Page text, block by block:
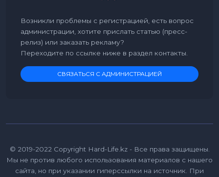
Возникли проблемы с регистрацией, есть вопрос
администрации, хотите прислать статью (пресс-
релиз) или заказать рекламу?
Переходите по ссылке ниже в раздел контакты.
СВЯЗАТЬСЯ С АДМИНИСТРАЦИЕЙ
© 2019-2022 Copyright Hard-Life.kz - Все права защищены.
Мы не против любого использования материалов с нашего
сайта, но при указании гиперссылки на источник. При